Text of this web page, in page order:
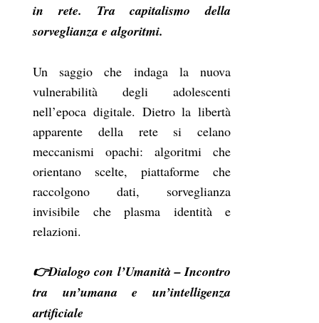
in rete. Tra capitalismo della
sorveglianza e algoritmi.
Un saggio che indaga la nuova
vulnerabilità degli adolescenti
nell’epoca digitale. Dietro la libertà
apparente della rete si celano
meccanismi opachi: algoritmi che
orientano scelte, piattaforme che
raccolgono dati, sorveglianza
invisibile che plasma identità e
relazioni.
👉Dialogo con l’Umanità – Incontro
tra un’umana e un’intelligenza
artificiale